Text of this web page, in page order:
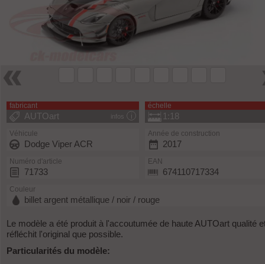
fabricant
infos
AUTOart
échelle
1:18
Véhicule
Dodge Viper ACR
Année de construction
2017
Numéro d'article
71733
EAN
674110717334
Couleur
billet argent métallique / noir / rouge
Le modèle a été produit à l'accoutumée de haute AUTOart qualité
réfléchit l'original que possible.
Particularités du modèle: